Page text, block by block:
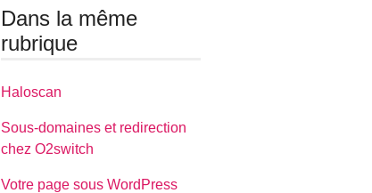
Dans la même
rubrique
Haloscan
Sous-domaines et redirection
chez O2switch
Votre page sous WordPress